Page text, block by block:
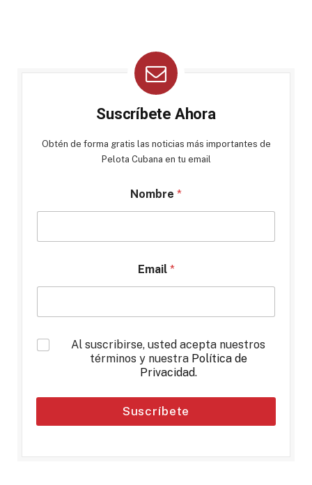
Suscríbete Ahora
Obtén de forma gratis las noticias más importantes de
Pelota Cubana en tu email
Nombre *
Email *
*
Al suscribirse, usted acepta nuestros
términos y nuestra Política de
Privacidad.
Suscríbete